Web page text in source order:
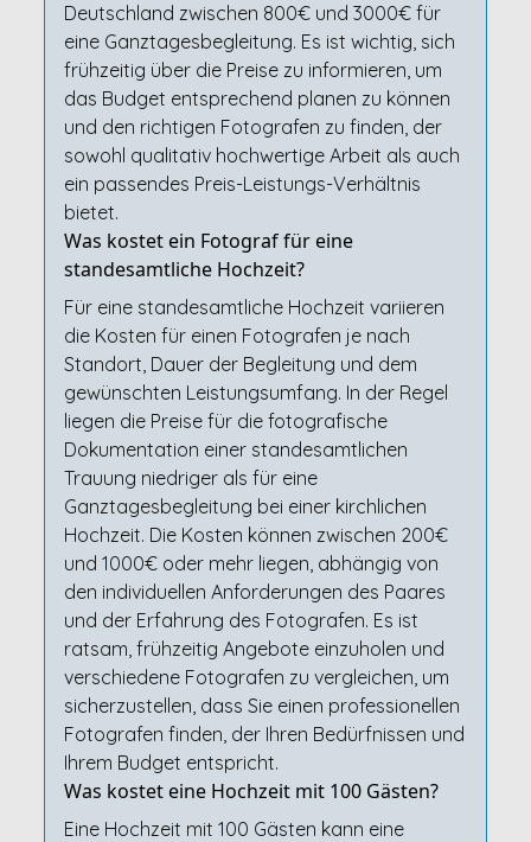
Deutschland zwischen 800€ und 3000€ für
eine Ganztagesbegleitung. Es ist wichtig, sich
frühzeitig über die Preise zu informieren, um
das Budget entsprechend planen zu können
und den richtigen Fotografen zu finden, der
sowohl qualitativ hochwertige Arbeit als auch
ein passendes Preis-Leistungs-Verhältnis
bietet.
Was kostet ein Fotograf für eine
standesamtliche Hochzeit?
Für eine standesamtliche Hochzeit variieren
die Kosten für einen Fotografen je nach
Standort, Dauer der Begleitung und dem
gewünschten Leistungsumfang. In der Regel
liegen die Preise für die fotografische
Dokumentation einer standesamtlichen
Trauung niedriger als für eine
Ganztagesbegleitung bei einer kirchlichen
Hochzeit. Die Kosten können zwischen 200€
und 1000€ oder mehr liegen, abhängig von
den individuellen Anforderungen des Paares
und der Erfahrung des Fotografen. Es ist
ratsam, frühzeitig Angebote einzuholen und
verschiedene Fotografen zu vergleichen, um
sicherzustellen, dass Sie einen professionellen
Fotografen finden, der Ihren Bedürfnissen und
Ihrem Budget entspricht.
Was kostet eine Hochzeit mit 100 Gästen?
Eine Hochzeit mit 100 Gästen kann eine